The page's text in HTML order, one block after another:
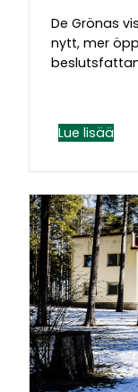
De Grönas
nytt, mer
Lue lisää